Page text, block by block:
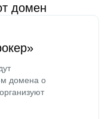
домен
домена о